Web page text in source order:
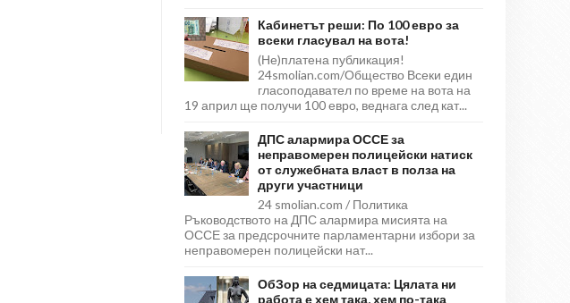
Кабинетът реши: По 100 евро за
всеки гласувал на вота!
(Не)платена публикация!
24smolian.com/Общество Всеки един
гласоподавател по време на вота на
19 април ще получи 100 евро, веднага след кат...
ДПС алармира ОССЕ за
неправомерен полицейски натиск
от служебната власт в полза на
други участници
24 smolian.com / Политика
Ръководството на ДПС алармира мисията на
ОССЕ за предсрочните парламентарни избори за
неправомерен полицейски нат...
ОбЗор на седмицата: Цялата ни
работа е хем така, хем по-така